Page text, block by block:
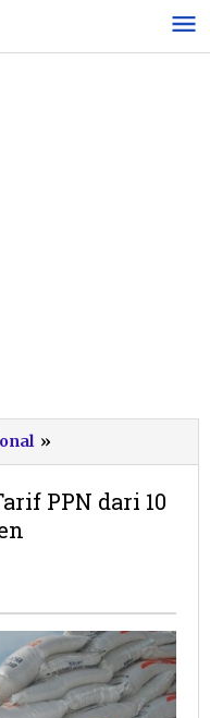
»
Naikkan
PPN
Persen
PPN dari 10